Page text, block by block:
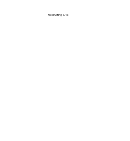
Recruiting Site